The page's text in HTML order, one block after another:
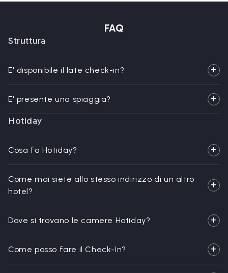
FAQ
Struttura
E' disponibile il late check-in?
E' presente una spiaggia?
Hotiday
Cosa fa Hotiday?
Come mai siete allo stesso indirizzo di un altro
hotel?
Dove si trovano le camere Hotiday?
Come posso fare il Check-In?